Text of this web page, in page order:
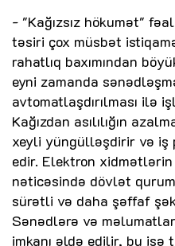
- "Kağızsız hökumət"
təsiri çox müsbət
rahatlıq baxımından
eyni zamanda
avtomatlaşdırılması ilə
Kağızdan asılılığın
xeyli yüngülləşdirir və iş
edir. Elektron
nəticəsində dövlət
sürətli və daha şəffaf
Sənədlərə və
imkanı əldə edilir, bu isə